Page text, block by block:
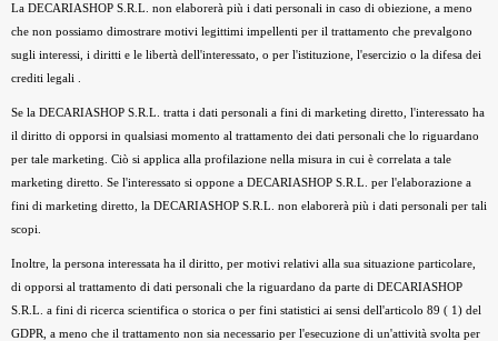
La DECARIASHOP S.R.L. non elaborerà più i dati personali in caso di obiezione, a meno
che non possiamo dimostrare motivi legittimi impellenti per il trattamento che prevalgono
sugli interessi, i diritti e le libertà dell'interessato, o per l'istituzione, l'esercizio o la difesa dei
crediti legali .
Se la DECARIASHOP S.R.L. tratta i dati personali a fini di marketing diretto, l'interessato ha
il diritto di opporsi in qualsiasi momento al trattamento dei dati personali che lo riguardano
per tale marketing. Ciò si applica alla profilazione nella misura in cui è correlata a tale
marketing diretto. Se l'interessato si oppone a DECARIASHOP S.R.L. per l'elaborazione a
fini di marketing diretto, la DECARIASHOP S.R.L. non elaborerà più i dati personali per tali
scopi.
Inoltre, la persona interessata ha il diritto, per motivi relativi alla sua situazione particolare,
di opporsi al trattamento di dati personali che la riguardano da parte di DECARIASHOP
S.R.L. a fini di ricerca scientifica o storica o per fini statistici ai sensi dell'articolo 89 ( 1) del
GDPR, a meno che il trattamento non sia necessario per l'esecuzione di un'attività svolta per